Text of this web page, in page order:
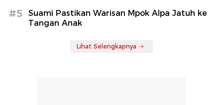
#5
Suami Pastikan Warisan Mpok Alpa Jatuh ke
Tangan Anak
Lihat Selengkapnya